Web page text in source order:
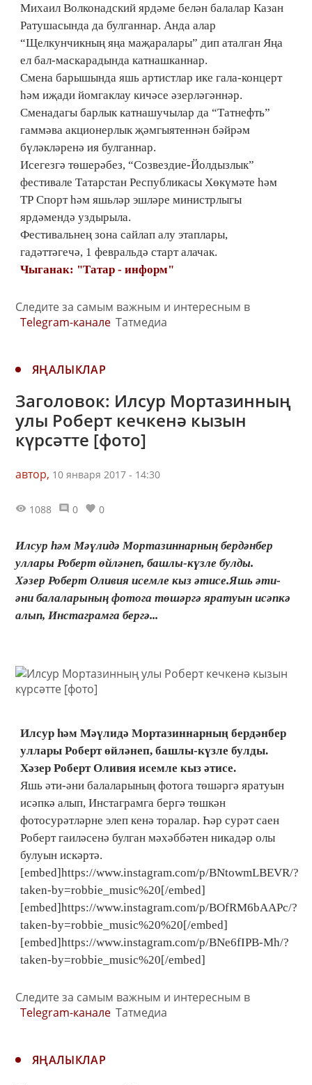
Михаил Волконадский ярдәме белән балалар Казан
Ратушасында да булганнар. Анда алар
“Щелкунчикның яңа маҗаралары” дип аталган Яңа
ел бал-маскарадында катнашканнар.
Смена барышында яшь артистлар ике гала-концерт
һәм иҗади йомгаклау кичәсе әзерләгәннәр.
Сменадагы барлык катнашучылар да “Татнефть”
гаммәва акционерлык җәмгыятеннән бәйрәм
бүләкләренә ия булганнар.
Исегезгә төшерәбез, “Созвездие-Йолдызлык”
фестивале Татарстан Республикасы Хөкүмәте һәм
ТР Спорт һәм яшьләр эшләре министрлыгы
ярдәмендә уздырыла.
Фестивальнең зона сайлап алу этаплары,
гадәттәгечә, 1 февральдә старт алачак.
Чыганак: "Татар - информ"
Следите за самым важным и интересным в
Telegram-канале Татмедиа
ЯҢАЛЫКЛАР
Заголовок: Илсур Мортазинның
улы Роберт кечкенә кызын
күрсәтте [фото]
автор, 10 января 2017 - 14:30
1088 0 0
Илсур һәм Мәүлидә Мортазиннарның бердәнбер
уллары Роберт өйләнеп, башлы-күзле булды.
Хәзер Роберт Оливия исемле кыз әтисе.Яшь әти-
әни балаларының фотога төшәргә яратуын исәпкә
алып, Инстаграмга бергә...
Илсур һәм Мәүлидә Мортазиннарның бердәнбер
уллары Роберт өйләнеп, башлы-күзле булды.
Хәзер Роберт Оливия исемле кыз әтисе.
Яшь әти-әни балаларының фотога төшәргә яратуын
исәпкә алып, Инстаграмга бергә төшкән
фотосурәтләрне элеп кенә торалар. Һәр сурәт саен
Роберт гаиләсенә булган мәхәббәтен никадәр олы
булуын искәртә.
[embed]https://www.instagram.com/p/BNtowmLBEVR/?
taken-by=robbie_music%20[/embed]
[embed]https://www.instagram.com/p/BOfRM6bAAPc/?
taken-by=robbie_music%20%20[/embed]
[embed]https://www.instagram.com/p/BNe6fIPB-Mh/?
taken-by=robbie_music%20[/embed]
Следите за самым важным и интересным в
Telegram-канале Татмедиа
ЯҢАЛЫКЛАР